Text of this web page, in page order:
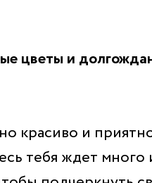
цветы и
красиво и
тебя ждет много